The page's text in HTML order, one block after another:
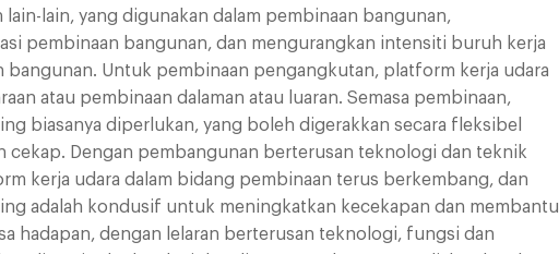
lain, yang digunakan dalam pembinaan bangunan,
pembinaan bangunan, dan mengurangkan intensiti buruh kerja
bangunan. Untuk pembinaan pengangkutan, platform kerja udara
atau pembinaan dalaman atau luaran. Semasa pembinaan,
biasanya diperlukan, yang boleh digerakkan secara fleksibel
cekap. Dengan pembangunan berterusan teknologi dan teknik
kerja udara dalam bidang pembinaan terus berkembang, dan
adalah kondusif untuk meningkatkan kecekapan dan membantu
hadapan, dengan lelaran berterusan teknologi, fungsi dan